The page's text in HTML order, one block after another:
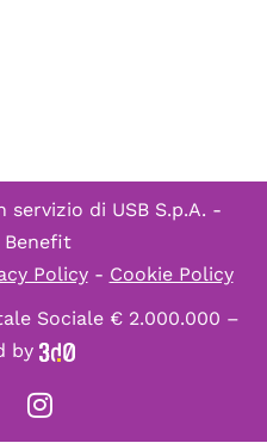
servizio di USB S.p.A. -
Benefit
Policy- Cookie Policy
Sociale € 2.000.000 –
by